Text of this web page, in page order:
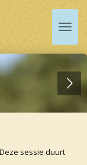
sessie duurt